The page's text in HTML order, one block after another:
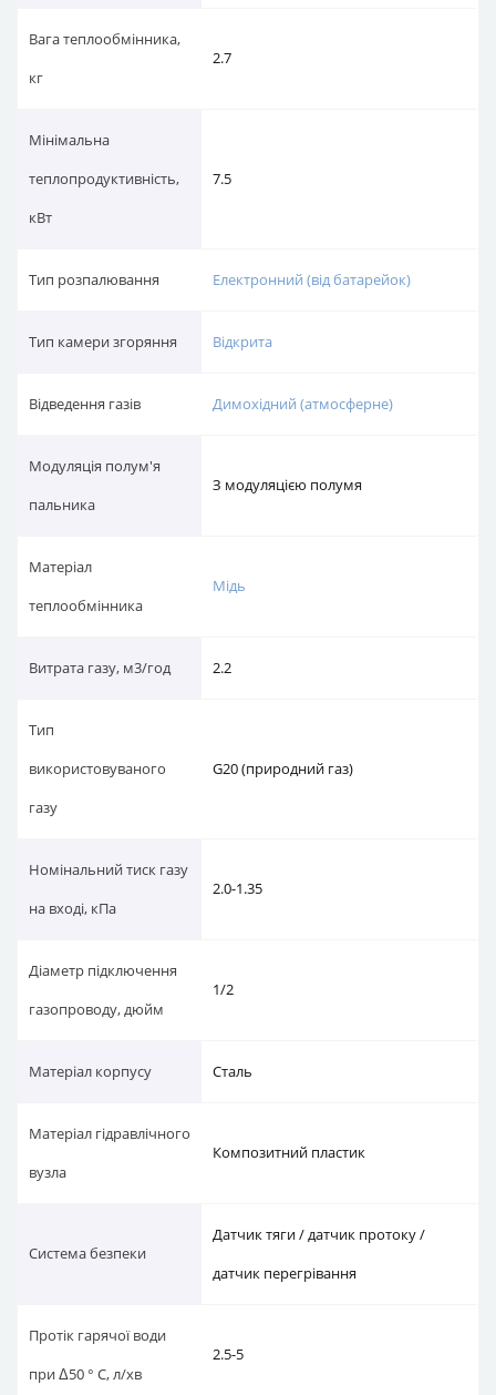
Вага теплообмінника,
кг
2.7
Мінімальна
теплопродуктивність,
кВт
7.5
Тип розпалювання Електронний (від батарейок)
Тип камери згоряння Відкрита
Відведення газів Димохідний (атмосферне)
Модуляція полум'я
пальника
З модуляцією полумя
Матеріал
теплообмінника
Мідь
Витрата газу, м3/год 2.2
Тип
використовуваного
газу
G20 (природний газ)
Номінальний тиск газу
на вході, кПа
2.0-1.35
Діаметр підключення
газопроводу, дюйм
1/2
Матеріал корпусу Сталь
Матеріал гідравлічного
вузла
Композитний пластик
Система безпеки
Датчик тяги / датчик протоку /
датчик перегрівання
Протік гарячої води
при Δ50 ° C, л/хв
2.5-5